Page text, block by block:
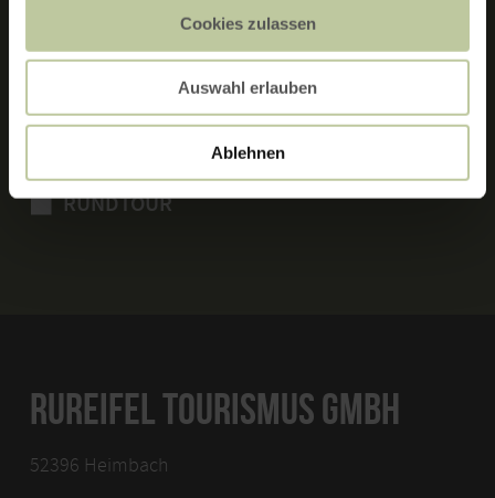
Cookies zulassen
Auswahl erlauben
Ablehnen
FAMILIENFREUNDLICH
RUNDTOUR
RUREIFEL TOURISMUS GMBH
52396 Heimbach